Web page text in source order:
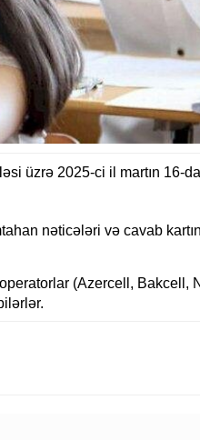
üzrə 2025-ci il martın 16-
nəticələri və cavab
(Azercell, Bakcell,